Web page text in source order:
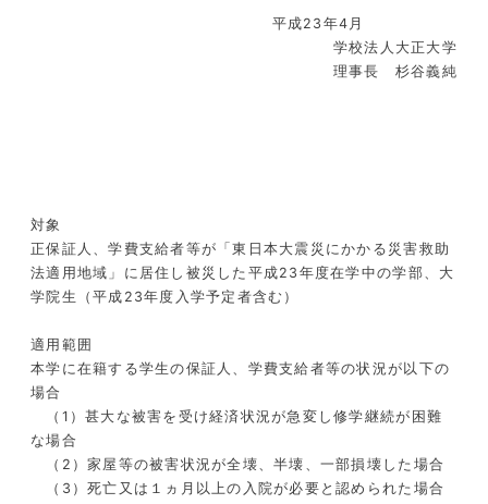
平成23年4月
学校法人大正大学
理事長 杉谷義純
対象
正保証人、学費支給者等が「東日本大震災にかかる災害救助
法適用地域」に居住し被災した平成23年度在学中の学部、大
学院生（平成23年度入学予定者含む）
適用範囲
本学に在籍する学生の保証人、学費支給者等の状況が以下の
場合
（1）甚大な被害を受け経済状況が急変し修学継続が困難
な場合
（2）家屋等の被害状況が全壊、半壊、一部損壊した場合
（3）死亡又は１ヵ月以上の入院が必要と認められた場合